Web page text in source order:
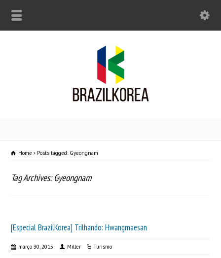
Home Posts tagged: Gyeongnam
Tag Archives: Gyeongnam
[Especial BrazilKorea] Trilhando: Hwangmaesan
março 30, 2015 Miller Turismo